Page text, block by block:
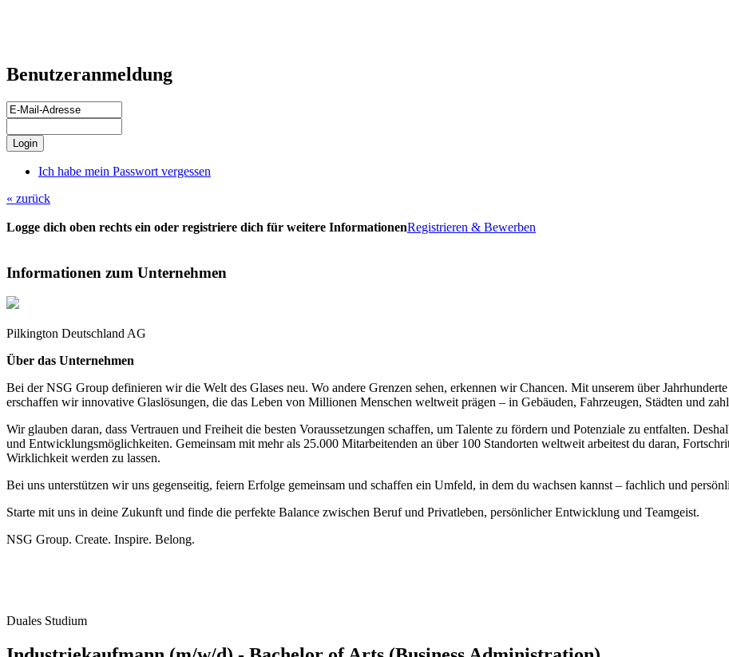
Benutzeranmeldung
Ich habe mein Passwort vergessen
« zurück
Logge dich oben rechts ein oder registriere dich für weitere InformationenRegistrieren & Bewerben
Informationen zum Unternehmen
Pilkington Deutschland AG
Über das Unternehmen
Bei der NSG Group definieren wir die Welt des Glases neu. Wo andere Grenzen sehen, erkennen wir Chancen. Mit unserem über
erschaffen wir innovative Glaslösungen, die das Leben von Millionen Menschen weltweit prägen – in Gebäuden, Fahrzeugen, Städten und
Wir glauben daran, dass Vertrauen und Freiheit die besten Voraussetzungen schaffen, um Talente zu fördern und Potenziale zu entfalten.
und Entwicklungsmöglichkeiten. Gemeinsam mit mehr als 25.000 Mitarbeitenden an über 100 Standorten weltweit arbeitest du daran,
Wirklichkeit werden zu lassen.
Bei uns unterstützen wir uns gegenseitig, feiern Erfolge gemeinsam und schaffen ein Umfeld, in dem du wachsen kannst – fachlich und
Starte mit uns in deine Zukunft und finde die perfekte Balance zwischen Beruf und Privatleben, persönlicher Entwicklung und Teamgeist.
NSG Group. Create. Inspire. Belong.
Duales Studium